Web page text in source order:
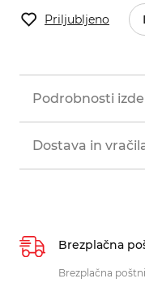
Priljubljeno
Podrobnosti
Dostava in
Brezplačna
Brezplačna